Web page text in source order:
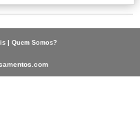
| Quem Somos?